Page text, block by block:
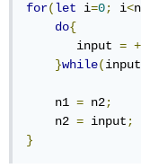
for(let i=0; i<n
do{
       input
= +
}while(input
    n1
= n2;
    n2
= input ;
}